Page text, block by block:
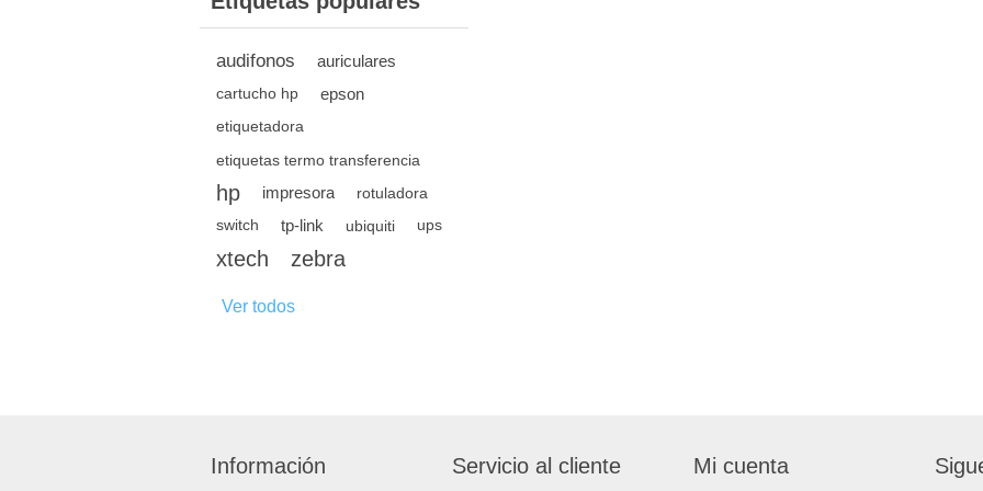
audifonos auriculares
cartucho hp epson
etiquetadora
etiquetas termo transferencia
hp impresora rotuladora
switch tp-link ubiquiti ups
xtech zebra
Ver todos
Información Servicio al cliente Mi cuenta